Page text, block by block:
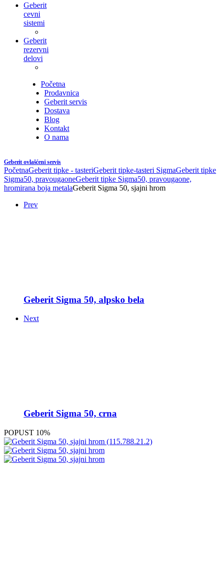
Geberit
cevni
sistemi
Geberit
rezervni
delovi
Početna
Prodavnica
Geberit servis
Dostava
Blog
Kontakt
O nama
Geberit ovlašćeni servis
PočetnaGeberit tipke - tasteriGeberit tipke-tasteri SigmaGeberit tipke
Sigma50, pravougaoneGeberit tipke Sigma50, pravougaone,
hromirana boja metalaGeberit Sigma 50, sjajni hrom
Prev
Geberit Sigma 50, alpsko bela
Next
Geberit Sigma 50, crna
POPUST 10%